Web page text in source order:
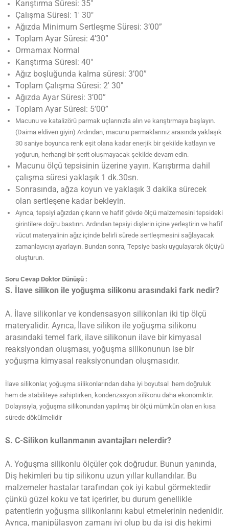
Karıştırma Süresi: 35″
Çalışma Süresi: 1′ 30″
Ağızda Minimum Sertleşme Süresi: 3’00”
Toplam Ayar Süresi: 4’30”
Ormamax Normal
Karıştırma Süresi: 40″
Ağız boşluğunda kalma süresi: 3’00”
Toplam Çalışma Süresi: 2′ 30″
Ağızda Ayar Süresi: 3’00”
Toplam Ayar Süresi: 5’00”
Macunu ve katalizörü parmak uçlarınızla alın ve karıştırmaya başlayın.
(Daima eldiven giyin) Ardından, macunu parmaklarınız arasında yaklaşık
30 saniye boyunca renk eşit olana kadar enerjik bir şekilde katlayın ve
yoğurun, herhangi bir şerit oluşmayacak şekilde devam edin.
Macunu ölçü tepsisinin üzerine yayın. Karıştırma dahil
çalışma süresi yaklaşık 1 dk.30sn.
Sonrasında, ağza koyun ve yaklaşık 3 dakika sürecek
olan sertleşene kadar bekleyin.
Ayrıca, tepsiyi ağızdan çıkarın ve hafif gövde ölçü malzemesini tepsideki
girintilere doğru bastırın. Ardından tepsiyi dişlerin içine yerleştirin ve hafif
vücut materyalinin ağız içinde belirli sürede sertleşmesini sağlayacak
zamanlayıcıyı ayarlayın. Bundan sonra, Tepsiye baskı uygulayarak ölçüyü
oluşturun.
Soru Cevap Doktor Dünüşü :
S. İlave silikon ile yoğuşma silikonu arasındaki fark nedir?
A. İlave silikonlar ve kondensasyon silikonları iki tip ölçü
materyalidir. Ayrıca, İlave silikon ile yoğuşma silikonu
arasındaki temel fark, ilave silikonun ilave bir kimyasal
reaksiyondan oluşması, yoğuşma silikonunun ise bir
yoğuşma kimyasal reaksiyonundan oluşmasıdır.
İlave silikonlar, yoğuşma silikonlarından daha iyi boyutsal hem doğruluk
hem de stabiliteye sahiptirken, kondenzasyon silikonu daha ekonomiktir.
Dolayısıyla, yoğuşma silikonundan yapılmış bir ölçü mümkün olan en kısa
sürede dökülmelidir
S. C-Silikon kullanmanın avantajları nelerdir?
A. Yoğuşma silikonlu ölçüler çok doğrudur. Bunun yanında,
Diş hekimleri bu tip silikonu uzun yıllar kullandılar. Bu
malzemeler hastalar tarafından çok iyi kabul görmektedir
çünkü güzel koku ve tat içerirler, bu durum genellikle
patentlerin yoğuşma silikonlarını kabul etmelerinin nedenidir.
Ayrıca, manipülasyon zamanı iyi olup bu da işi diş hekimi